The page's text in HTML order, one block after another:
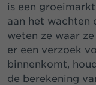
is een
aan het wachten
weten ze waar
er een verzoek
binnenkomt,
de berekening